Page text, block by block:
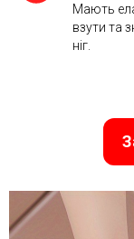
Мають
взути та
ніг.